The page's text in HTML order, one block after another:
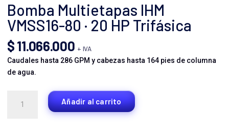
Bomba Multietapas IHM
VMSS16-80 · 20 HP Trifásica
$11.066.000 + IVA
Caudales hasta 286 GPM y cabezas hasta 164 pies de columna
de agua.
Multietapas
Añadir al carrito